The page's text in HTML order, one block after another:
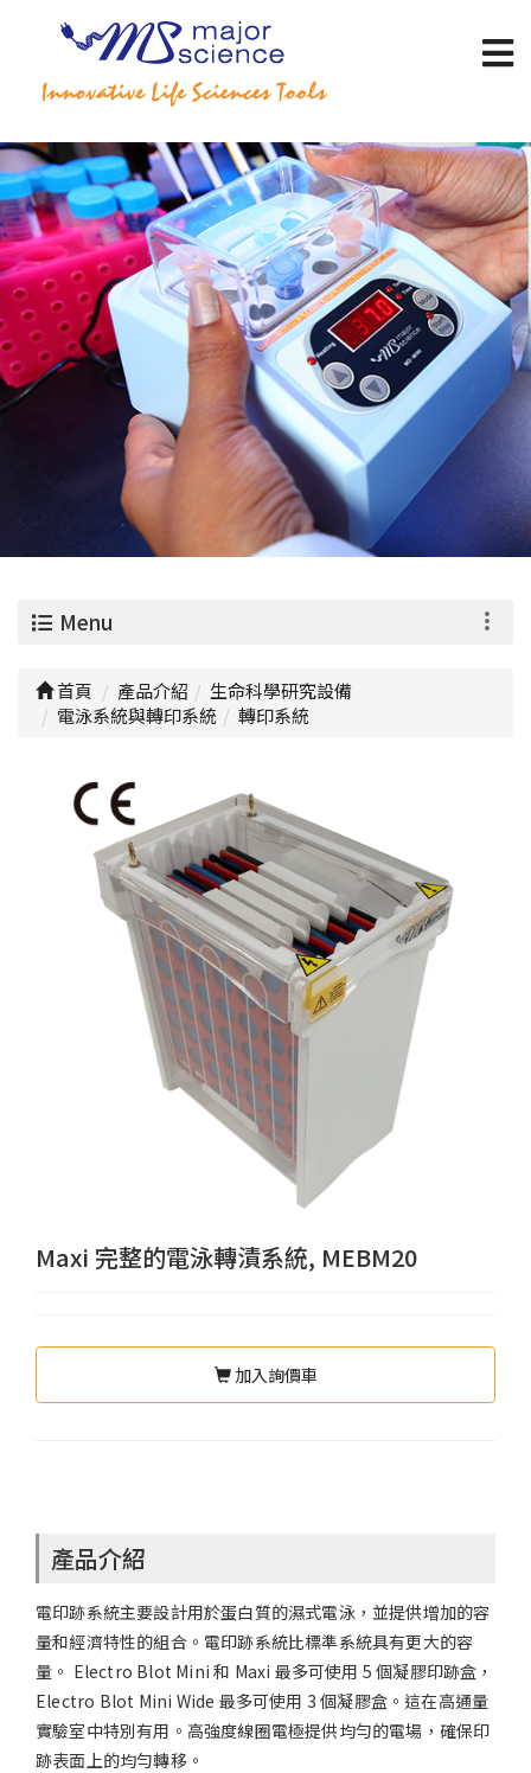
Menu
首頁 產品介紹
生命科學研究設備
電泳系統與轉印系統
轉印系統
Maxi 完整的電泳轉漬系統, MEBM20
加入詢價車
產品介紹
電印跡系統主要設計用於蛋白質的濕式電泳，並提供增加的容
量和經濟特性的組合。電印跡系統比標準系統具有更大的容
量。 Electro Blot Mini 和 Maxi 最多可使用 5 個凝膠印跡盒，
Electro Blot Mini Wide 最多可使用 3 個凝膠盒。這在高通量
實驗室中特別有用。高強度線圈電極提供均勻的電場，確保印
跡表面上的均勻轉移。